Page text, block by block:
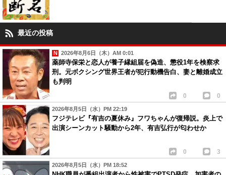
最近の投稿
2026年8月6日（木）AM 0:01
薬師寺保栄と恋人が養子縁組届を偽造、懲役1年を検察求
刑。元ボクシング世界王者が犯行動機告白、妻と離婚成立
も判明
0 0
2026年8月5日（水）PM 22:19
フジテレビ『有吉の夏休み』フワちゃんが復帰説。炎上で
出演シーンカット騒動から2年、有吉弘行が匂わせか
0 3
2026年8月5日（水）PM 18:52